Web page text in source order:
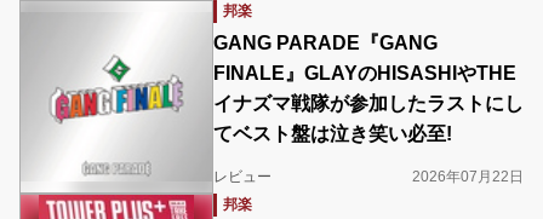
邦楽
GANG PARADE『GANG
FINALE』GLAYのHISASHIやTHE
イナズマ戦隊が参加したラストにし
てベスト盤は泣き笑い必至!
レビュー
2026年07月22日
邦楽